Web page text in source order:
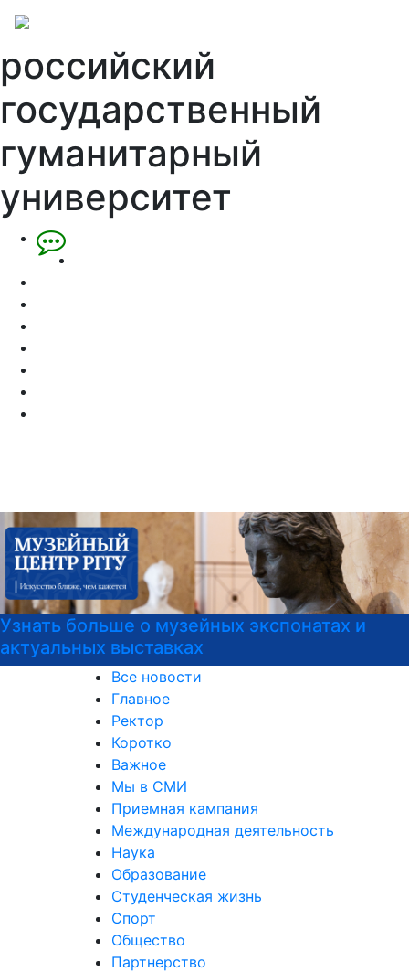
российский
государственный
гуманитарный
университет
и РГГУ — территория вежливости
Все новости
Главное
Ректор
Коротко
Важное
Мы в СМИ
Приемная кампания
Международная деятельность
Наука
Образование
Студенческая жизнь
Спорт
Общество
Партнерство